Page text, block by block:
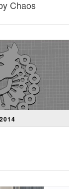
Chaos